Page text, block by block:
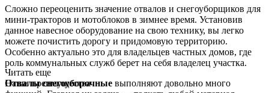
Сложно переоценить значение отвалов и снегоуборщиков для
мини-тракторов и мотоблоков в зимнее время. Установив
данное навесное оборудование на свою технику, вы легко
можете почистить дорогу и придомовую территорию.
Особенно актуально это для владельцев частных домов, где
роль коммунальных служб берет на себя владелец участка.
Отвалы снегоуборочные выполняют довольно много
Читать еще
Наши преимущества